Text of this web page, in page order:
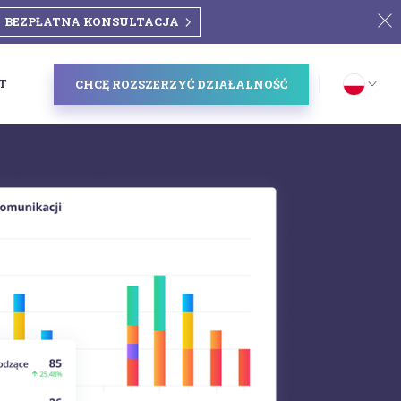
BEZPŁATNA KONSULTACJA
CHCĘ ROZSZERZYĆ DZIAŁALNOŚĆ